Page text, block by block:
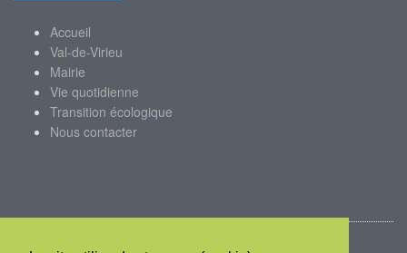
Accueil
Val-de-Virieu
Mairie
Vie quotidienne
Transition écologique
Nous contacter